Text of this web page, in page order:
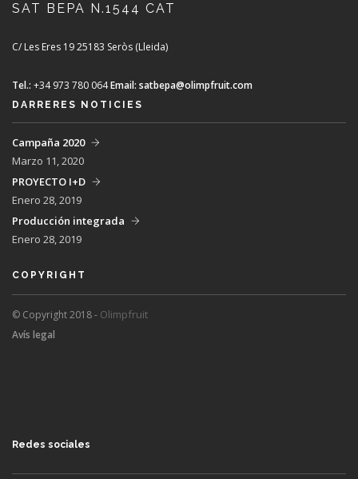
SAT BEPA N.1544 CAT
C/ Les Eres 1925183 Seròs (Lleida)
Tel.: +34 973 780 064Email: satbepa@olimpfruit.com
DARRERES NOTICIES
Campaña 2020
Marzo 11, 2020
PROYECTO I+D
Enero 28, 2019
Producción integrada
Enero 28, 2019
COPYRIGHT
© Copyright 2018 - Olimpfruit
Avís legal
Redes sociales